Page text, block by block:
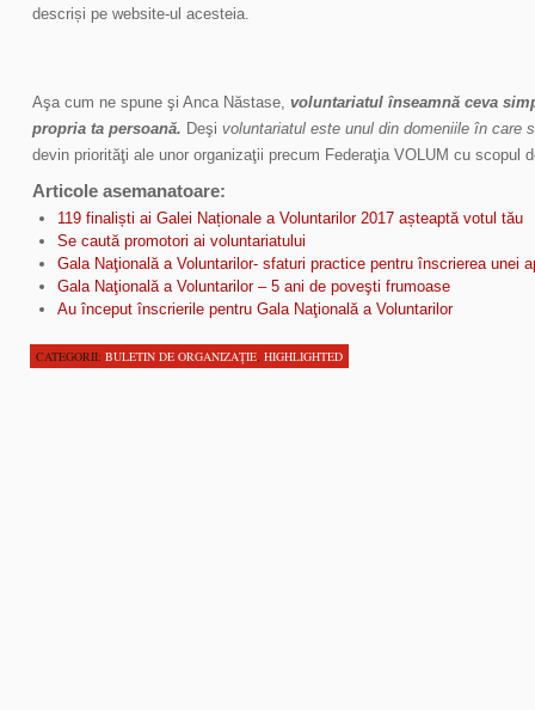
descriși pe website-ul acesteia.
Aşa cum ne spune şi Anca Năstase, voluntariatul înseamnă ceva
propria ta persoană. Deşi voluntariatul este unul din domeniile în care
devin priorităţi ale unor organizaţii precum Federaţia VOLUM cu scopul
Articole asemanatoare:
119 finaliști ai Galei Naționale a Voluntarilor 2017 așteaptă votul tău
Se caută promotori ai voluntariatului
Gala Naţională a Voluntarilor- sfaturi practice pentru înscrierea unei
Gala Naţională a Voluntarilor – 5 ani de poveşti frumoase
Au început înscrierile pentru Gala Naţională a Voluntarilor
CATEGORII: BULETIN DE ORGANIZAŢIE, HIGHLIGHTED